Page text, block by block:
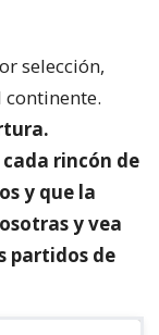
selección,
rincón de
y que la
y vea
partidos de